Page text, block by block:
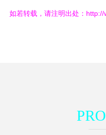
如若转载，请注明出处：